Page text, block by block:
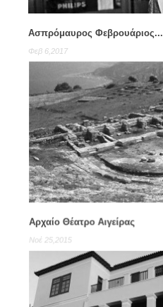
Ασπρόμαυρος Φεβρουάριος...
Φεβ 6,2017
Αρχαίο Θέατρο Αιγείρας
Νοέ 25,2015